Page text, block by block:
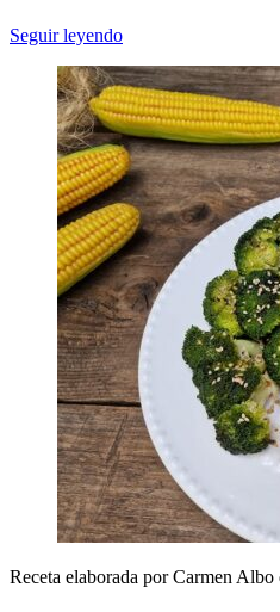
Seguir leyendo
Receta elaborada por Carmen